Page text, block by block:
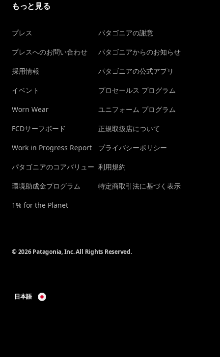
もっと見る
プレス
プレスへのお問い合わせ
採用情報
イベント
Worn Wear
FCDサーフボード
Work in Progress Report
パタゴニアのコアバリュー
環境助成金プログラム
1% for the Planet
パタゴニアの謝意
パタゴニアからのお知らせ
パタゴニアの公式アプリ
プロセールス プログラム
ユニフォーム プログラム
正規取扱店について
プライバシーポリシー
利用規約
特定商取引法に基づく表示
© 2026 Patagonia, Inc. All Rights Reserved.
日本語